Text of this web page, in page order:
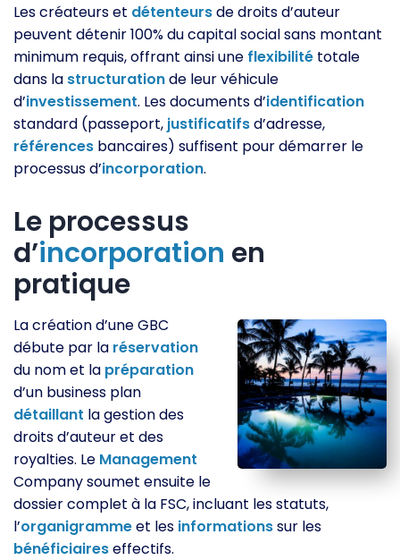
Les créateurs et détenteursde droits d’auteur
peuvent détenir 100% du capital social sans montant
minimum requis, offrant ainsi une flexibilité totale
dans la structurationde leur véhicule
d’investissement. Les documents d’identification
standard (passeport, justificatifsd’adresse,
références bancaires) suffisent pour démarrer le
processus d’incorporation.
Le processus
d’incorporation en
pratique
La création d’une GBC
débute par la réservation
du nom et la préparation
d’un business plan
détaillant la gestion des
droits d’auteur et des
royalties. Le Management
Company soumet ensuite le
dossier complet à la FSC, incluant les statuts,
l’organigrammeet les informationssur les
bénéficiaireseffectifs.